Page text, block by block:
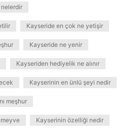
Kayseride en çok ne yetişir
Kayseride ne yenir
Kayseriden hediyelik ne alınır
Kayserinin en ünlü şeyi nedir
meşhur
Kayserinin özelliği nedir